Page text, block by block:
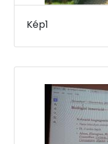
Kép1